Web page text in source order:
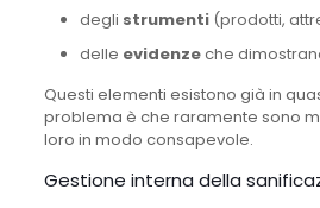
degli strumenti(prodotti,
delle evidenzeche
Questi elementi esistono già in
problema è che raramente sono
loro in modo consapevole.
Gestione interna della